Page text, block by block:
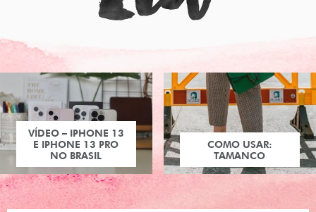
COMO USAR:
TAMANCO